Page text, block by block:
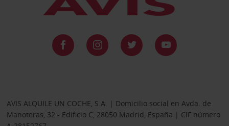
AVIS ALQUILE UN COCHE, S.A. | Domicilio social en Avda. de
Manoteras, 32 - Edificio C, 28050 Madrid, España | CIF número